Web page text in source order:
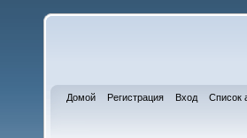
Домой Регистрация Вход Список